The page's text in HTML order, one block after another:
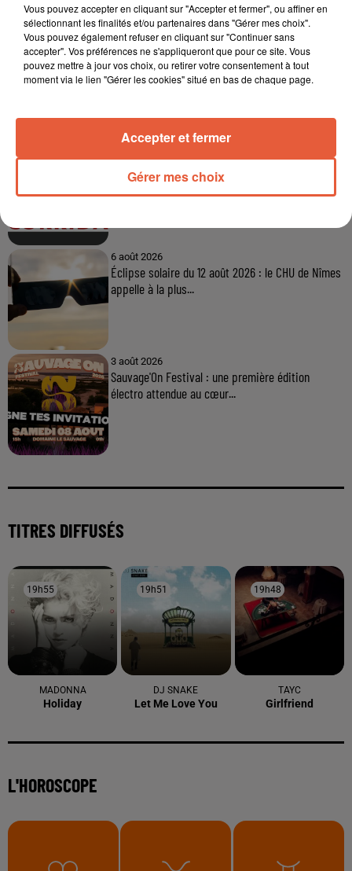
abrivado à Saliers,...
6 août 2026
Éclipse solaire du 12 août 2026 : le CHU de Nîmes
appelle à la plus...
3 août 2026
Sauvage'On Festival : une première édition
électro attendue au cœur...
TITRES DIFFUSÉS
19h55
19h55
MADONNA
Holiday
19h51
19h51
DJ SNAKE
Let Me Love You
19h48
19h48
TAYC
Girlfriend
L'HOROSCOPE
Vous pouvez accepter en cliquant sur "Accepter et fermer", ou affiner en
sélectionnant les finalités et/ou partenaires dans "Gérer mes choix".
Vous pouvez également refuser en cliquant sur "Continuer sans
accepter". Vos préférences ne s'appliqueront que pour ce site. Vous
pouvez mettre à jour vos choix, ou retirer votre consentement à tout
moment via le lien "Gérer les cookies" situé en bas de chaque page.
Gérer mes choix
Accepter et fermer